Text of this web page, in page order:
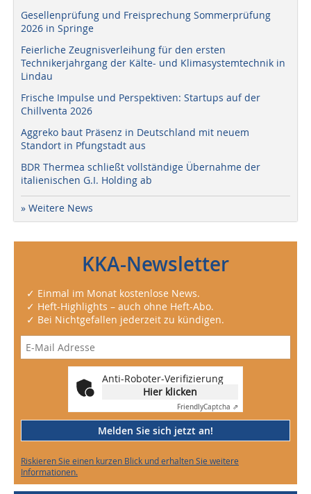
Gesellenprüfung und Freisprechung Sommerprüfung
2026 in Springe
Feierliche Zeugnisverleihung für den ersten
Technikerjahrgang der Kälte- und Klimasystemtechnik in
Lindau
Frische Impulse und Perspektiven: Startups auf der
Chillventa 2026
Aggreko baut Präsenz in Deutschland mit neuem
Standort in Pfungstadt aus
BDR Thermea schließt vollständige Übernahme der
italienischen G.I. Holding ab
» Weitere News
KKA-Newsletter
✓ Einmal im Monat kostenlose News.
✓ Heft-Highlights – auch ohne Heft-Abo.
✓ Bei Nichtgefallen jederzeit zu kündigen.
Anti-Roboter-Verifizierung
Hier klicken
FriendlyCaptcha ⇗
Melden Sie sich jetzt an!
Riskieren Sie einen kurzen Blick und erhalten Sie weitere
Informationen.